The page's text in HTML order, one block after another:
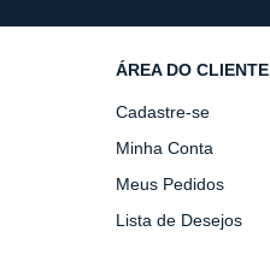
ÁREA DO CLIENTE
Cadastre-se
Minha Conta
Meus Pedidos
Lista de Desejos